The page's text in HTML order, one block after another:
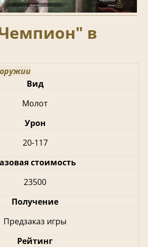
в
Вид
Молот
Урон
20-117
стоимость
23500
Получение
Предзаказ игры
Рейтинг